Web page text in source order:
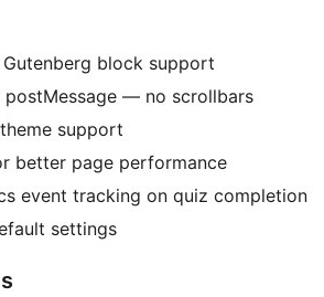
block support
postMessage — no scrollbars
support
better page performance
event tracking on quiz completion
settings